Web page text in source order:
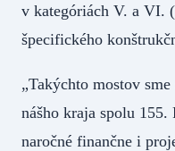
v kategóriách V. a VI.
špecifického
„Takýchto mostov
nášho kraja spolu 155.
naročné finančne i